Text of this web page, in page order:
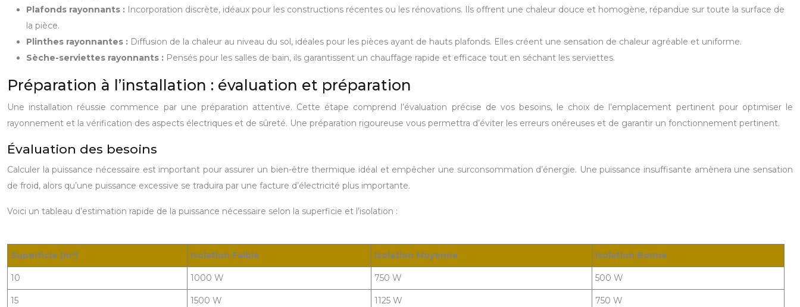
Plafonds rayonnants : Incorporation discrète, idéaux pour les constructions récentes ou les rénovations. Ils offrent une chaleur douce et homogène, répandue sur toute la surface de
la pièce.
Plinthes rayonnantes : Diffusion de la chaleur au niveau du sol, idéales pour les pièces ayant de hauts plafonds. Elles créent une sensation de chaleur agréable et uniforme.
Sèche-serviettes rayonnants : Pensés pour les salles de bain, ils garantissent un chauffage rapide et efficace tout en séchant les serviettes.
Préparation à l’installation : évaluation et préparation
Une installation réussie commence par une préparation attentive. Cette étape comprend l’évaluation précise de vos besoins, le choix de l’emplacement pertinent pour optimiser le
rayonnement et la vérification des aspects électriques et de sûreté. Une préparation rigoureuse vous permettra d’éviter les erreurs onéreuses et de garantir un fonctionnement pertinent.
Évaluation des besoins
Calculer la puissance nécessaire est important pour assurer un bien-être thermique idéal et empêcher une surconsommation d’énergie. Une puissance insuffisante amènera une sensation
de froid, alors qu’une puissance excessive se traduira par une facture d’électricité plus importante.
Voici un tableau d’estimation rapide de la puissance nécessaire selon la superficie et l’isolation :
Superficie (m²) Isolation Faible Isolation Moyenne Isolation Bonne
10 1000 W 750 W 500 W
15 1500 W 1125 W 750 W